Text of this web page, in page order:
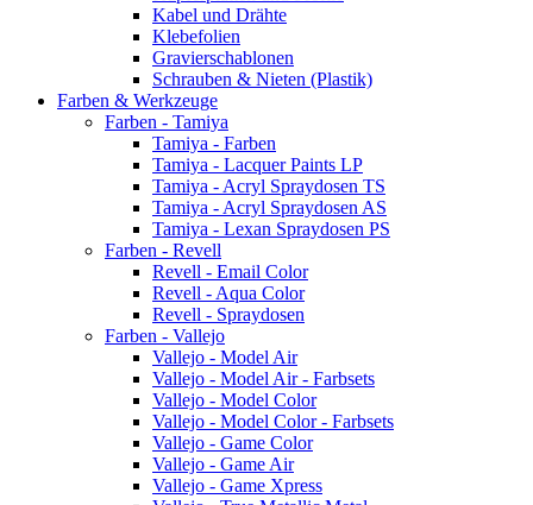
Kabel und Drähte
Klebefolien
Gravierschablonen
Schrauben & Nieten (Plastik)
Farben & Werkzeuge
Farben - Tamiya
Tamiya - Farben
Tamiya - Lacquer Paints LP
Tamiya - Acryl Spraydosen TS
Tamiya - Acryl Spraydosen AS
Tamiya - Lexan Spraydosen PS
Farben - Revell
Revell - Email Color
Revell - Aqua Color
Revell - Spraydosen
Farben - Vallejo
Vallejo - Model Air
Vallejo - Model Air - Farbsets
Vallejo - Model Color
Vallejo - Model Color - Farbsets
Vallejo - Game Color
Vallejo - Game Air
Vallejo - Game Xpress